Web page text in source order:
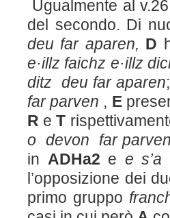
Ugualmente al
del secondo. Di
deu far aparen, D
e·illz faichz e·illz
ditz deu far aparen
far parven , E
R eT
o devon far
in ADHa2 e e
l’opposizione dei
primo gruppo